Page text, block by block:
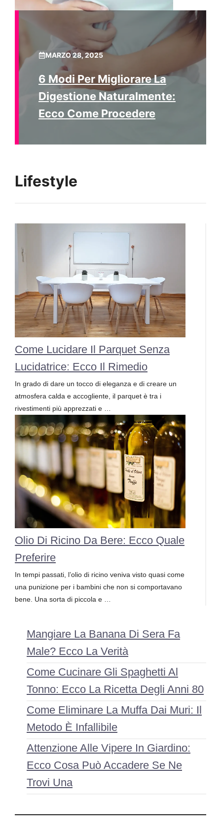
MARZO 28, 2025
6 Modi Per Migliorare La
Digestione Naturalmente:
Ecco Come Procedere
Lifestyle
Come Lucidare Il Parquet Senza
Lucidatrice: Ecco Il Rimedio
In grado di dare un tocco di eleganza e di creare un
atmosfera calda e accogliente, il parquet è tra i
rivestimenti più apprezzati e …
Olio Di Ricino Da Bere: Ecco Quale
Preferire
In tempi passati, l’olio di ricino veniva visto quasi come
una punizione per i bambini che non si comportavano
bene. Una sorta di piccola e …
Mangiare La Banana Di Sera Fa
Male? Ecco La Verità
Come Cucinare Gli Spaghetti Al
Tonno: Ecco La Ricetta Degli Anni 80
Come Eliminare La Muffa Dai Muri: Il
Metodo È Infallibile
Attenzione Alle Vipere In Giardino:
Ecco Cosa Può Accadere Se Ne
Trovi Una